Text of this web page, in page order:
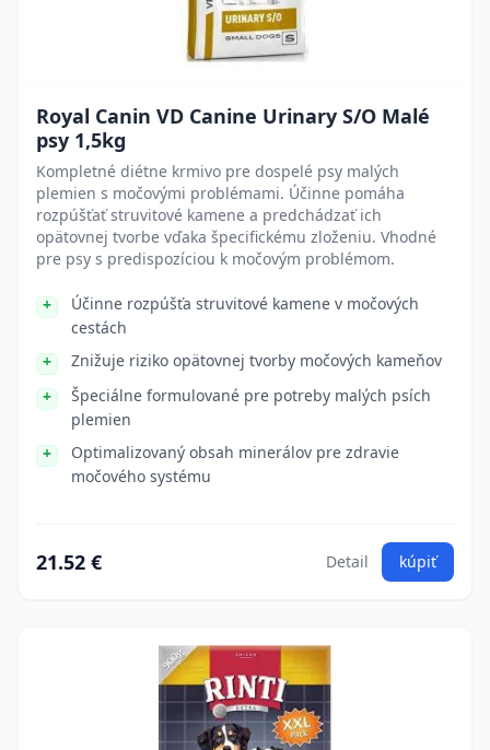
Royal Canin VD Canine Urinary S/O Malé
psy 1,5kg
Kompletné diétne krmivo pre dospelé psy malých
plemien s močovými problémami. Účinne pomáha
rozpúšťať struvitové kamene a predchádzať ich
opätovnej tvorbe vďaka špecifickému zloženiu. Vhodné
pre psy s predispozíciou k močovým problémom.
Účinne rozpúšťa struvitové kamene v močových
cestách
Znižuje riziko opätovnej tvorby močových kameňov
Špeciálne formulované pre potreby malých psích
plemien
Optimalizovaný obsah minerálov pre zdravie
močového systému
21.52 € Detail kúpiť